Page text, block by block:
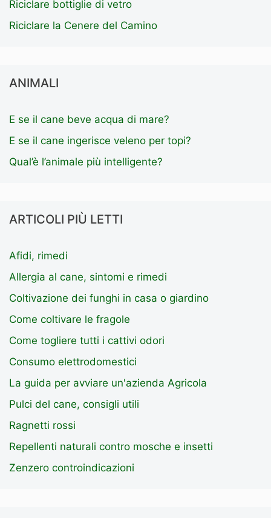
Riciclare bottiglie di vetro
Riciclare la Cenere del Camino
ANIMALI
E se il cane beve acqua di mare?
E se il cane ingerisce veleno per topi?
Qual’è l’animale più intelligente?
ARTICOLI PIÙ LETTI
Afidi, rimedi
Allergia al cane, sintomi e rimedi
Coltivazione dei funghi in casa o giardino
Come coltivare le fragole
Come togliere tutti i cattivi odori
Consumo elettrodomestici
La guida per avviare un'azienda Agricola
Pulci del cane, consigli utili
Ragnetti rossi
Repellenti naturali contro mosche e insetti
Zenzero controindicazioni